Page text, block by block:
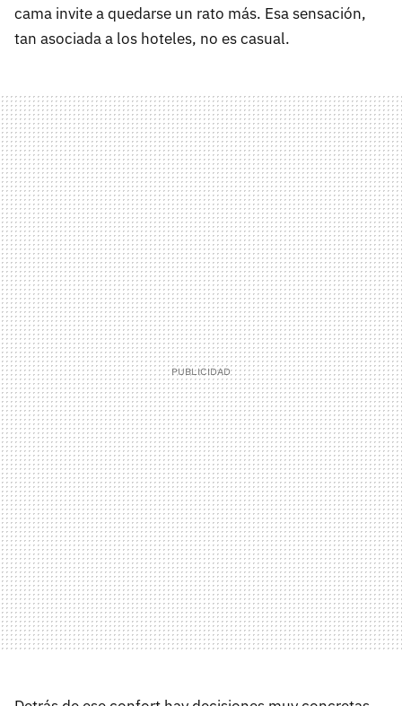
cama invite a quedarse un rato más. Esa sensación,
tan asociada a los hoteles, no es casual.